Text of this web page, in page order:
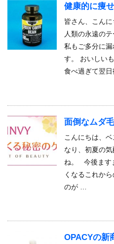
健康的に痩
皆さん、こんに
人類の永遠の
私もご多分に
す。 おいしい
食べ過ぎて翌
面倒なムダ
こんにちは、
なり、初夏の
ね。 今後ます
くなるこれか
のが …
OPACYの新